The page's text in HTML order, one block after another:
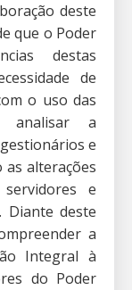
deste
que o Poder
destas
de
o uso das
analisar a
e
as alterações
e
Diante deste
a
Integral à
do Poder